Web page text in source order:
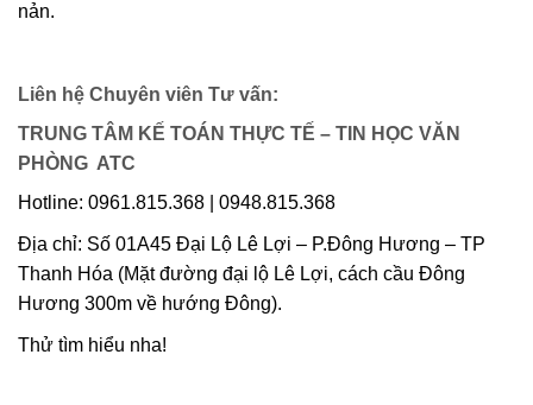
nản.
Liên hệ Chuyên viên Tư vấn:
TRUNG TÂM KẾ TOÁN THỰC TẾ – TIN HỌC VĂN
PHÒNG ATC
Hotline: 0961.815.368 | 0948.815.368
Địa chỉ: Số 01A45 Đại Lộ Lê Lợi – P.Đông Hương – TP
Thanh Hóa (Mặt đường đại lộ Lê Lợi, cách cầu Đông
Hương 300m về hướng Đông).
Thử tìm hiểu nha!